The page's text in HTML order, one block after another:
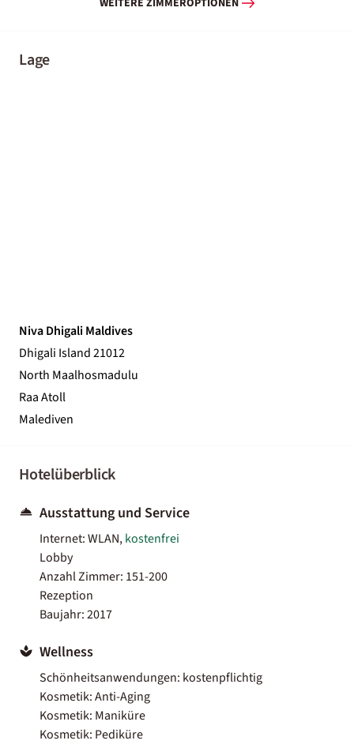
WEITERE ZIMMEROPTIONEN
Lage
Niva Dhigali Maldives
Dhigali Island 21012
North Maalhosmadulu
Raa Atoll
Malediven
Hotelüberblick
Ausstattung und Service
Internet: WLAN,kostenfrei
Lobby
Anzahl Zimmer: 151-200
Rezeption
Baujahr: 2017
Wellness
Schönheitsanwendungen: kostenpflichtig
Kosmetik: Anti-Aging
Kosmetik: Maniküre
Kosmetik: Pediküre